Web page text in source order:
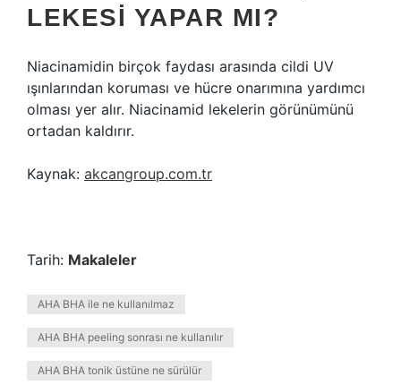
LEKESI YAPAR MI?
Niacinamidin birçok faydası arasında cildi UV
ışınlarından koruması ve hücre onarımına yardımcı
olması yer alır. Niacinamid lekelerin görünümünü
ortadan kaldırır.
Kaynak: akcangroup.com.tr
Tarih: Makaleler
AHA BHA ile ne kullanılmaz
AHA BHA peeling sonrası ne kullanılır
AHA BHA tonik üstüne ne sürülür